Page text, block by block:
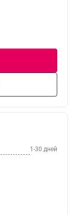
1-30 дней